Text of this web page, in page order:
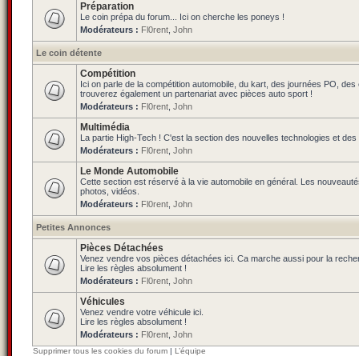
Préparation
Le coin prépa du forum... Ici on cherche les poneys !
Modérateurs : Fl0rent John
Le coin détente
Compétition
Ici on parle de la compétition automobile, du kart, des journées PO,
trouverez également un partenariat avec pièces auto sport !
Modérateurs : Fl0rent John
Multimédia
La partie High-Tech ! C'est la section des nouvelles technologies et
Modérateurs : Fl0rent John
Le Monde Automobile
Cette section est réservé à la vie automobile en général. Les
photos, vidéos.
Modérateurs : Fl0rent John
Petites Annonces
Pièces Détachées
Venez vendre vos pièces détachées ici. Ca marche aussi pour la
Lire les règles absolument !
Modérateurs : Fl0rent John
Véhicules
Venez vendre votre véhicule ici.
Lire les règles absolument !
Modérateurs : Fl0rent John
Supprimer tous les cookies du forum | L’équipe